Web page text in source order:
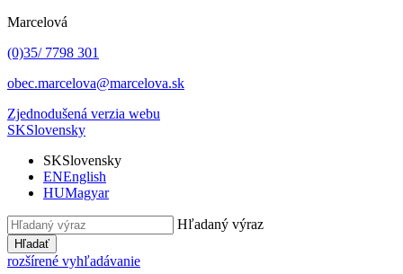
Marcelová
(0)35/ 7798 301
obec.marcelova@marcelova.sk
Zjednodušená verzia webu
SKSlovensky
SKSlovensky
ENEnglish
HUMagyar
Hľadaný výraz
Hľadať
rozšírené vyhľadávanie